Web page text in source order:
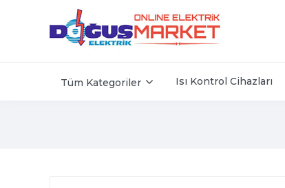
Tüm Kategoriler Isı Kontrol Cihazları